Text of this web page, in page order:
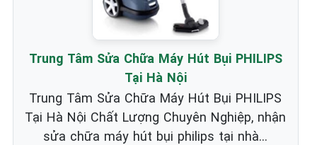
Trung Tâm Sửa Chữa Máy Hút Bụi PHILIPS
Tại Hà Nội
Trung Tâm Sửa Chữa Máy Hút Bụi PHILIPS
Tại Hà Nội Chất Lượng Chuyên Nghiệp, nhận
sửa chữa máy hút bụi philips tại nhà...